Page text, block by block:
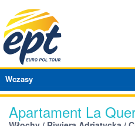
Wczasy
Apartament La